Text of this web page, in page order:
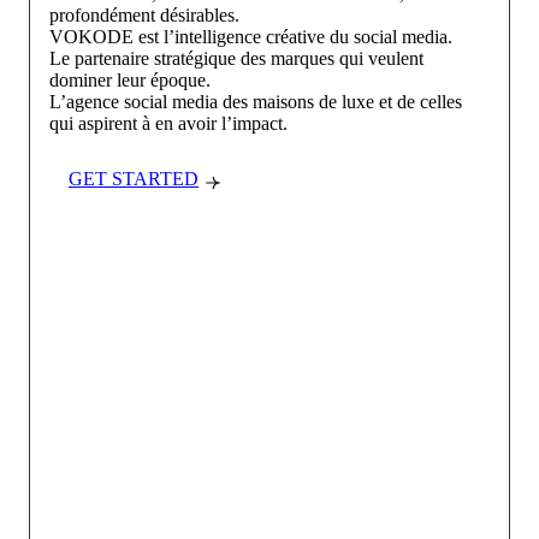
profondément désirables.
VOKODE est l’intelligence créative du social media.
Le partenaire stratégique des marques qui veulent
dominer leur époque.
L’agence social media des maisons de luxe et de celles
qui aspirent à en avoir l’impact.
GET STARTED